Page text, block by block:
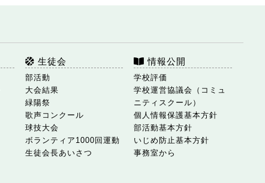
生徒会
部活動
大会結果
緑陽祭
歌声コンクール
球技大会
ボランティア1000回運動
生徒会長あいさつ
情報公開
学校評価
学校運営協議会（コミュ
ニティスクール）
個人情報保護基本方針
部活動基本方針
いじめ防止基本方針
事務室から